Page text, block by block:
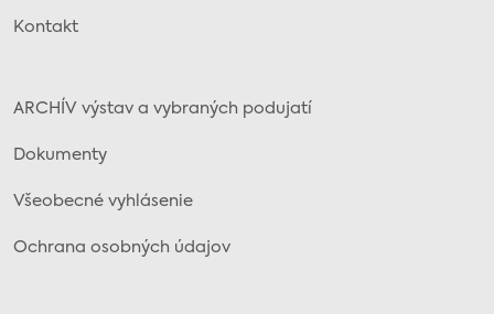
Kontakt
ARCHÍV výstav a vybraných podujatí
Dokumenty
Všeobecné vyhlásenie
Ochrana osobných údajov